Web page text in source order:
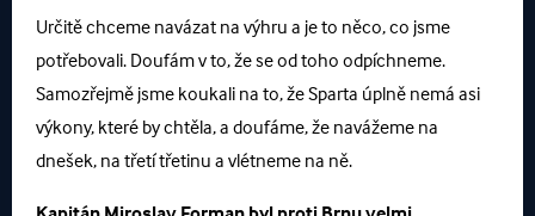
Určitě chceme navázat na výhru a je to něco, co jsme
potřebovali. Doufám v to, že se od toho odpíchneme.
Samozřejmě jsme koukali na to, že Sparta úplně nemá asi
výkony, které by chtěla, a doufáme, že navážeme na
dnešek, na třetí třetinu a vlétneme na ně.